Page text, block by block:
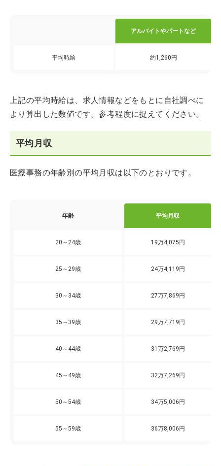
アルバイトやパートなど
平均時給 約1,260円
上記の平均時給は、求人情報などをもとに自社調べに
より算出した数値です。参考程度に捉えてください。
平均月収
医療事務の年齢別の平均月収は以下のとおりです。
年齢 平均月収
20～24歳 19万4,075円
25～29歳 24万4,119円
30～34歳 27万7,869円
35～39歳 29万7,719円
40～44歳 31万2,769円
45～49歳 32万7,269円
50～54歳 34万5,006円
55～59歳 36万8,006円